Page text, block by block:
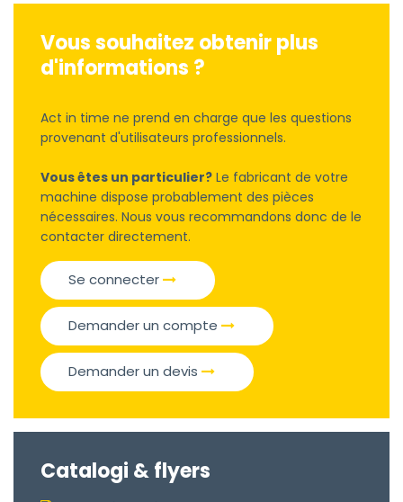
Vous souhaitez obtenir plus
d'informations ?
Act in time ne prend en charge que les questions
provenant d'utilisateurs professionnels.
Vous êtes un particulier? Le fabricant de votre
machine dispose probablement des pièces
nécessaires. Nous vous recommandons donc de le
contacter directement.
Se connecter
Demander un compte
Demander un devis
Catalogi & flyers